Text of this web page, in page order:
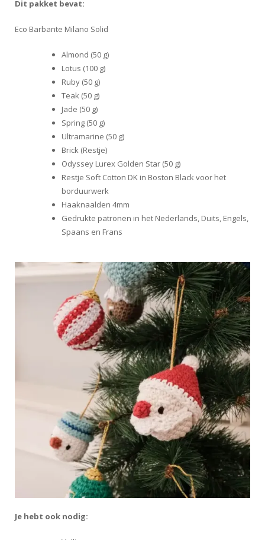
Dit pakket bevat:
Eco Barbante Milano Solid
Almond (50 g)
Lotus (100 g)
Ruby (50 g)
Teak (50 g)
Jade (50 g)
Spring (50 g)
Ultramarine (50 g)
Brick (Restje)
Odyssey Lurex Golden Star (50 g)
Restje Soft Cotton DK in Boston Black voor het
borduurwerk
Haaknaalden 4mm
Gedrukte patronen in het Nederlands, Duits, Engels,
Spaans en Frans
Je hebt ook nodig: